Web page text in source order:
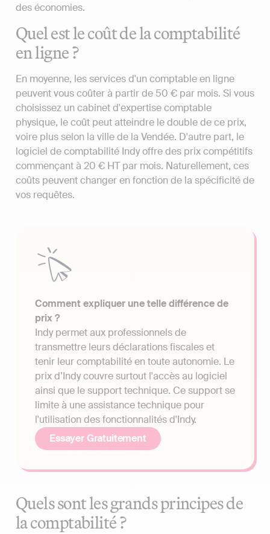
des économies.
Quel est le coût de la comptabilité
en ligne ?
En moyenne, les services d'un comptable en ligne
peuvent vous coûter à partir de 50 € par mois. Si vous
choisissez un cabinet d'expertise comptable
physique, le coût peut atteindre le double de ce prix,
voire plus selon la ville de la Vendée. D'autre part, le
logiciel de comptabilité Indy offre des prix compétitifs
commençant à 20 € HT par mois. Naturellement, ces
coûts peuvent changer en fonction de la spécificité de
vos requêtes.
Comment expliquer une telle différence de
prix ?
Indy permet aux professionnels de
transmettre leurs déclarations fiscales et
tenir leur comptabilité en toute autonomie. Le
prix d’Indy couvre surtout l'accès au logiciel
ainsi que le support technique. Ce support se
limite à une assistance technique pour
l'utilisation des fonctionnalités d'Indy.
Essayer Gratuitement
Quels sont les grands principes de
la comptabilité ?